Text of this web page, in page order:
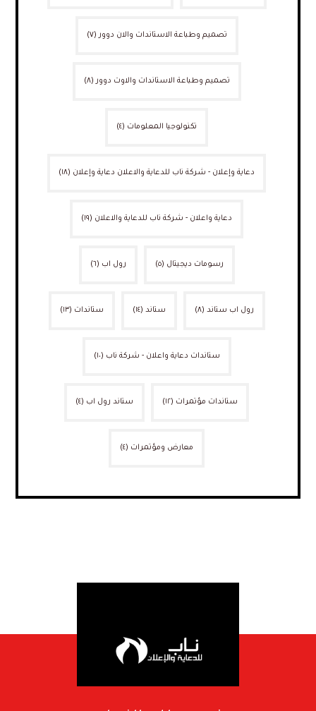
تصميم وطباعة الاستاندات والان دوور (٧)
تصميم وطباعة الاستاندات والاوت دوور (٨)
تكنولوجيا المعلومات (٤)
دعاية وإعلان - شركة ناب للدعاية والاعلان دعاية وإعلان (١٨)
دعاية واعلان - شركة ناب للدعاية والاعلان (١٩)
رسومات ديجيتال (٥) رول اب (٦)
رول اب ستاند (٨) ستاند (١٤) ستاندات (١٣)
ستاندات دعاية واعلان - شركة ناب (١٠)
ستاندات مؤتمرات (١٢) ستاند رول اب (٤)
معارض ومؤتمرات (٤)